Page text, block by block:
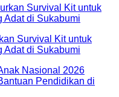
Survival Kit untuk
Adat di Sukabumi